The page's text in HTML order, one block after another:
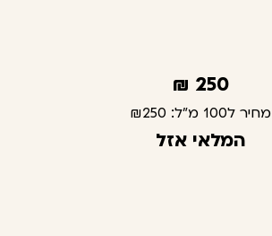
250
₪
מחיר ל100 מ"ל: ₪250
המלאי אזל